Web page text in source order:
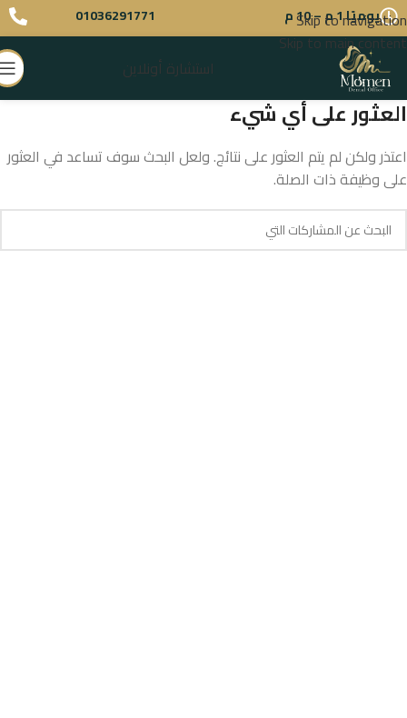
Skip to navigation
Skip to main content
يوميًا 1 م – 10 م 01036291771
استشارة أونلاين
العثور على أي شيء
اعتذر ولكن لم يتم العثور على نتائج. ولعل البحث سوف تساعد في العثور
على وظيفة ذات الصلة.